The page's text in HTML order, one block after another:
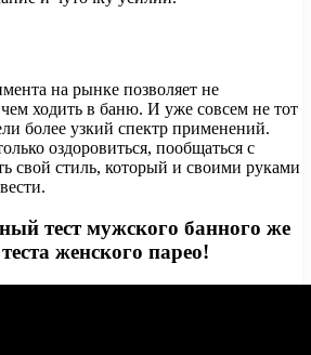
на рынке позволяет не
ходить в баню. И уже совсем не тот
более узкий спектр применений.
оздоровиться, пообщаться с
свой стиль, который и своими руками
тест мужского банного же
женского парео!